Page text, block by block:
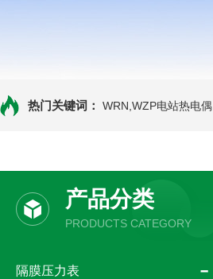
热门关键词： WRN,WZP电站热电偶
产品分类
PRODUCTS CATEGORY
隔膜压力表